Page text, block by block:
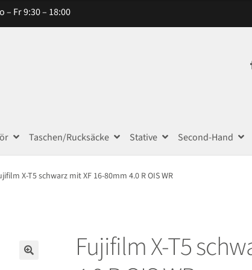
– Fr 9:30 – 18:00
Taschen/Rucksäcke Stative Second-Hand
X-T5 schwarz mit XF 16-80mm 4.0 R OIS WR
Fujifilm X-T5